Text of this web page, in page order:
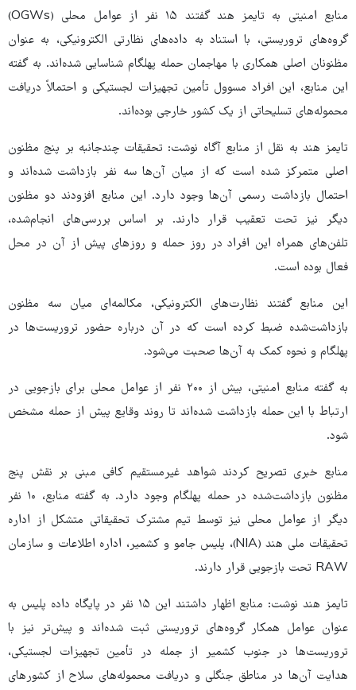
منابع امنیتی به تایمز هند گفتند ۱۵ نفر از عوامل محلی (OGWs)
گروه‌های تروریستی، با استناد به داده‌های نظارتی الکترونیکی، به عنوان
مظنونان اصلی همکاری با مهاجمان حمله پهلگام شناسایی شده‌اند. به گفته
این منابع، این افراد مسوول تأمین تجهیزات لجستیکی و احتمالاً دریافت
محموله‌های تسلیحاتی از یک کشور خارجی بوده‌اند.
تایمز هند به نقل از منابع آگاه نوشت: تحقیقات چندجانبه بر پنج مظنون
اصلی متمرکز شده است که از میان آن‌ها سه نفر بازداشت شده‌اند و
احتمال بازداشت رسمی آن‌ها وجود دارد. این منابع افزودند دو مظنون
دیگر نیز تحت تعقیب قرار دارند. بر اساس بررسی‌های انجام‌شده،
تلفن‌های همراه این افراد در روز حمله و روزهای پیش از آن در محل
فعال بوده است.
این منابع گفتند نظارت‌های الکترونیکی، مکالمه‌ای میان سه مظنون
بازداشت‌شده ضبط کرده است که در آن درباره حضور تروریست‌ها در
پهلگام و نحوه کمک به آن‌ها صحبت می‌شود.
به گفته منابع امنیتی، بیش از ۲۰۰ نفر از عوامل محلی برای بازجویی در
ارتباط با این حمله بازداشت شده‌اند تا روند وقایع پیش از حمله مشخص
شود.
منابع خبری تصریح کردند شواهد غیرمستقیم کافی مبنی بر نقش پنج
مظنون بازداشت‌شده در حمله پهلگام وجود دارد. به گفته منابع، ۱۰ نفر
دیگر از عوامل محلی نیز توسط تیم مشترک تحقیقاتی متشکل از اداره
تحقیقات ملی هند (NIA)، پلیس جامو و کشمیر، اداره اطلاعات و سازمان
RAW تحت بازجویی قرار دارند.
تایمز هند نوشت: منابع اظهار داشتند این ۱۵ نفر در پایگاه داده پلیس به
عنوان عوامل همکار گروه‌های تروریستی ثبت شده‌اند و پیش‌تر نیز با
تروریست‌ها در جنوب کشمیر از جمله در تأمین تجهیزات لجستیکی،
هدایت آن‌ها در مناطق جنگلی و دریافت محموله‌های سلاح از کشورهای